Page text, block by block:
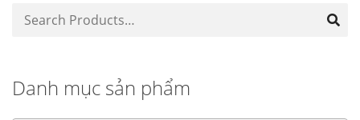
Danh mục sản phẩm